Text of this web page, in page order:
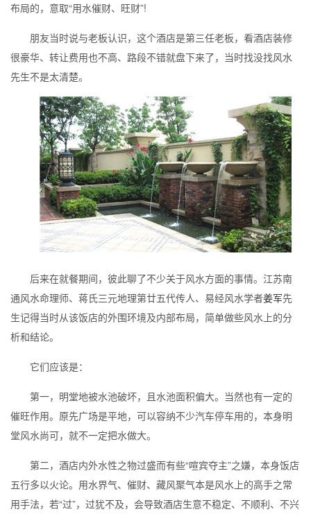
布局的，意取“用水催财、旺财”!
朋友当时说与老板认识，这个酒店是第三任老板，看酒店装修
很豪华、转让费用也不高、路段不错就盘下来了，当时找没找风水
先生不是太清楚。
后来在就餐期间，彼此聊了不少关于风水方面的事情。江苏南
通风水命理师、蒋氏三元地理第廿五代传人、易经风水学者姜军先
生记得当时从该饭店的外围环境及内部布局，简单做些风水上的分
析和结论。
它们应该是：
第一，明堂地被水池破坏，且水池面积偏大。当然也有一定的
催旺作用。原先广场是平地，可以容纳不少汽车停车用的，本身明
堂风水尚可，就不一定把水做大。
第二，酒店内外水性之物过盛而有些“喧宾夺主”之嫌，本身饭店
五行多以火论。用水界气、催财、藏风聚气本是风水上的高手之常
用手法，若“过”，过犹不及，会导致酒店生意不稳定、不顺利、不兴